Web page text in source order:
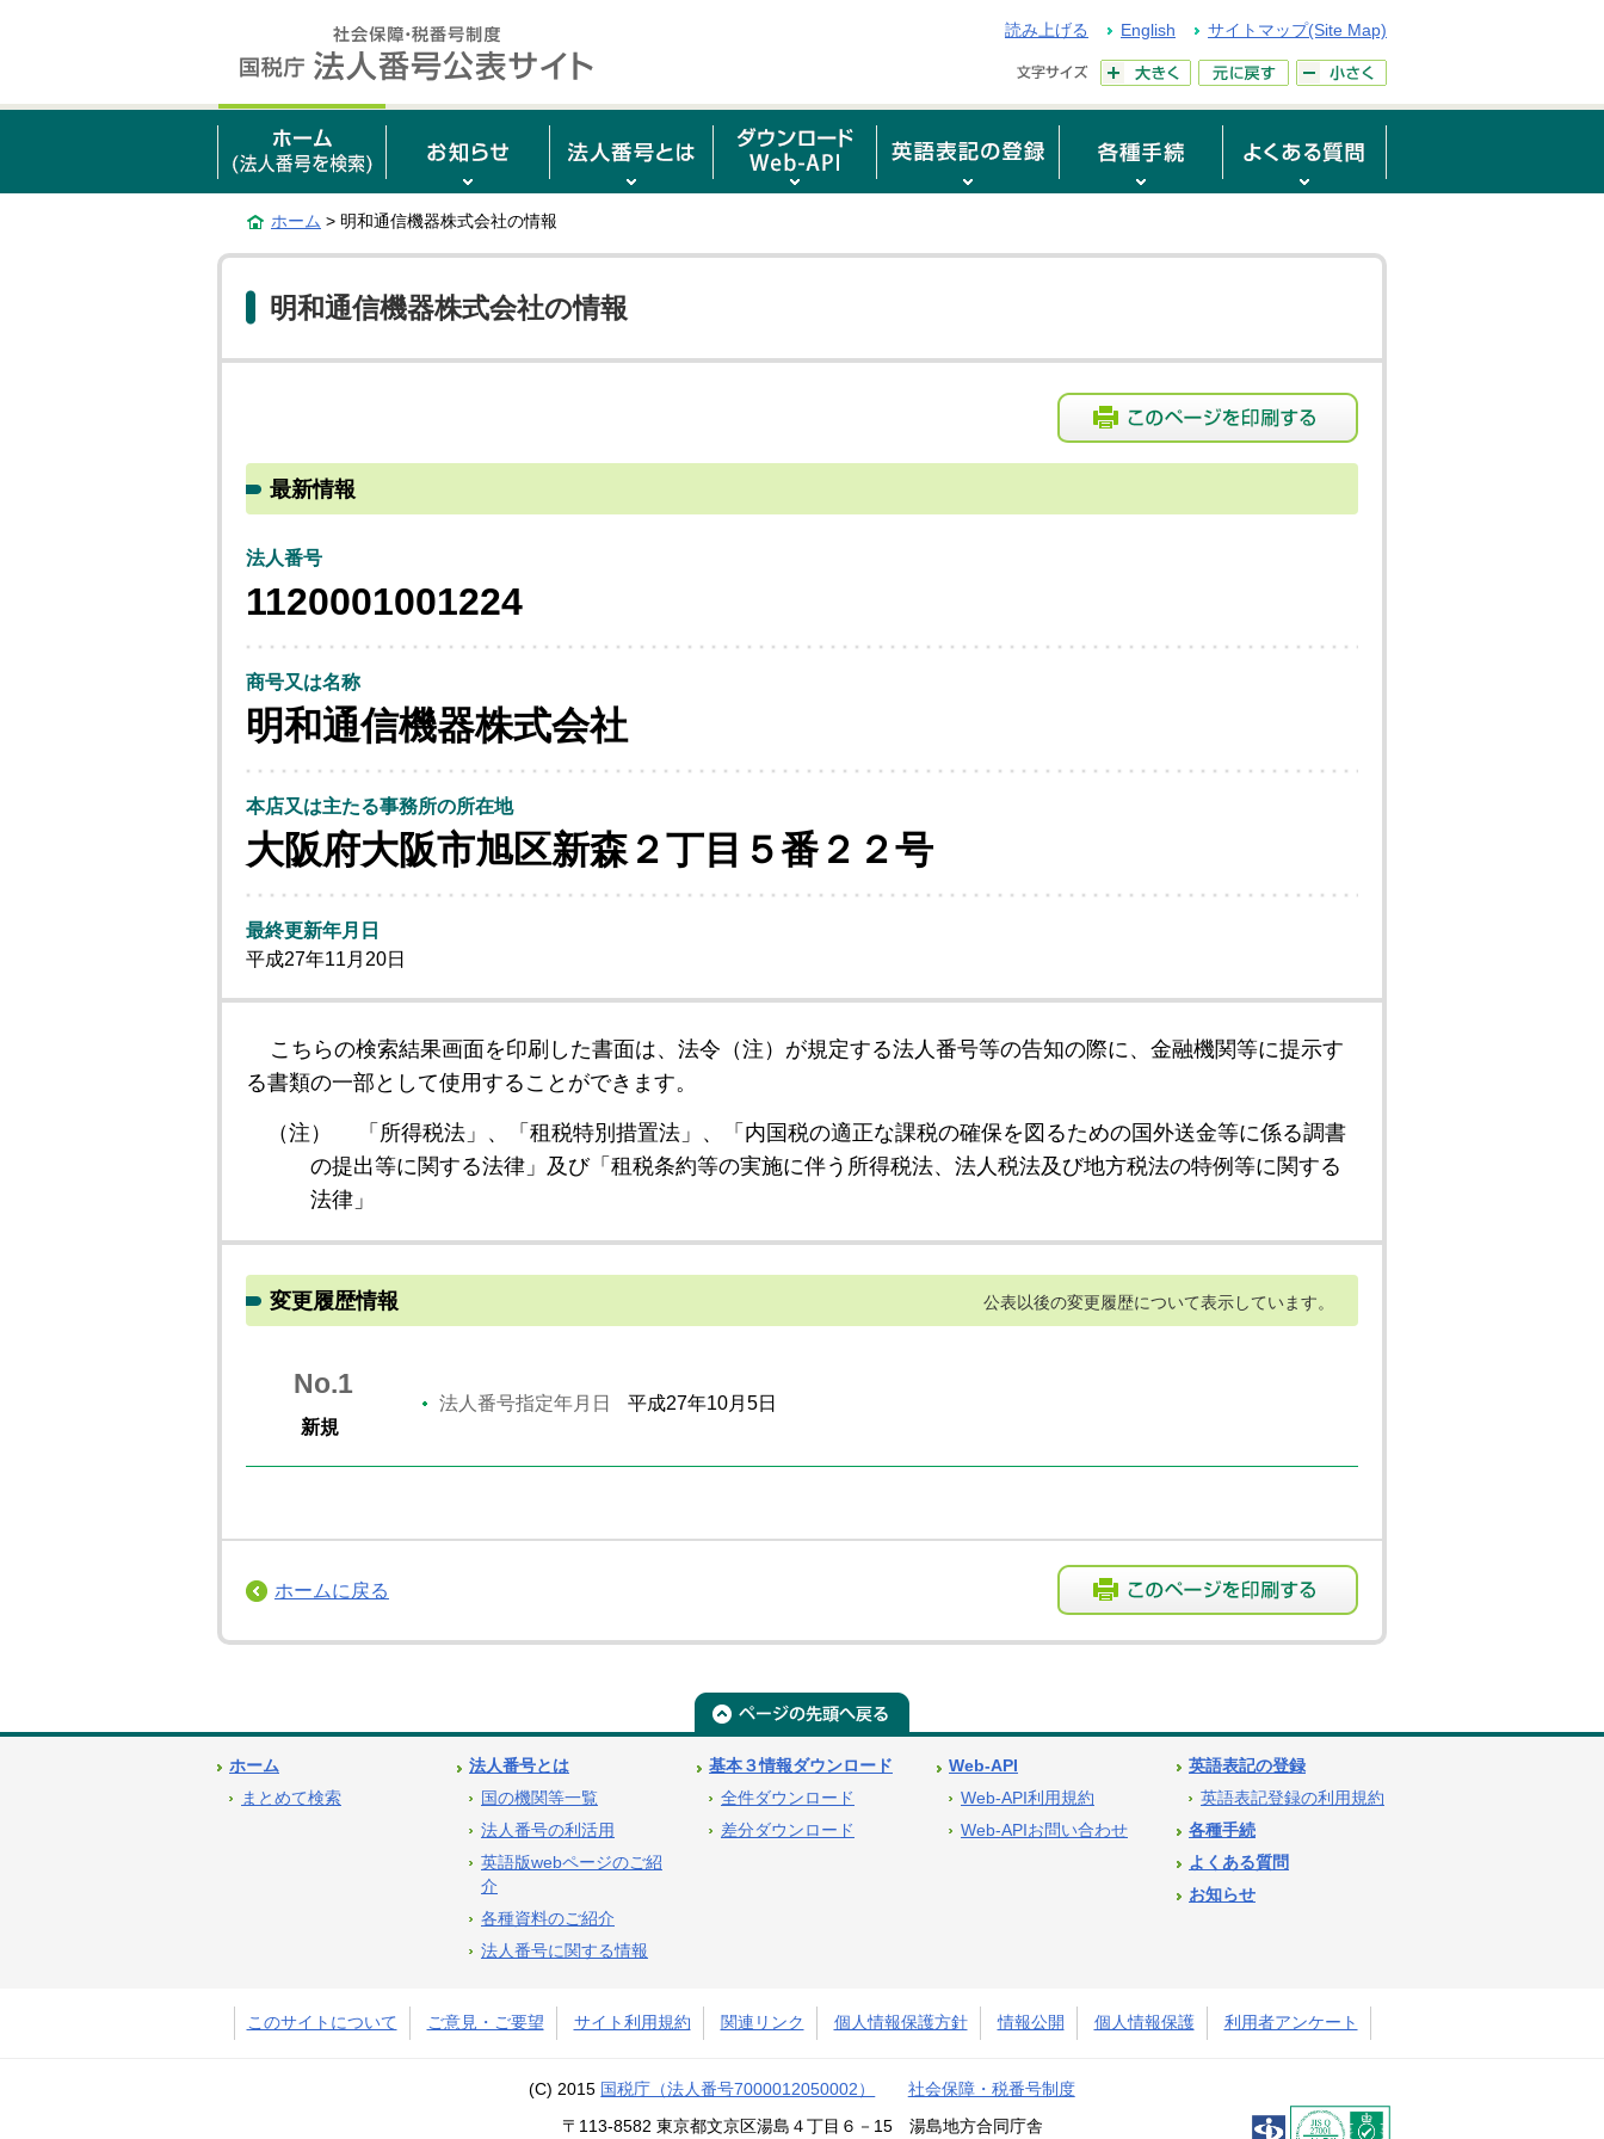
読み上げる English サイトマップ(Site Map)
ホーム > 明和通信機器株式会社の情報
明和通信機器株式会社の情報
最新情報
法人番号
1120001001224
商号又は名称
明和通信機器株式会社
本店又は主たる事務所の所在地
大阪府大阪市旭区新森２丁目５番２２号
最終更新年月日
平成27年11月20日
こちらの検索結果画面を印刷した書面は、法令（注）が規定する法人番号等の告知の際に、金融機関等に提示す
る書類の一部として使用することができます。
（注）
「所得税法」、「租税特別措置法」、「内国税の適正な課税の確保を図るための国外送金等に係る調書
の提出等に関する法律」及び「租税条約等の実施に伴う所得税法、法人税法及び地方税法の特例等に関する
法律」
変更履歴情報 公表以後の変更履歴について表示しています。
No.1
新規
法人番号指定年月日 平成27年10月5日
ホームに戻る
ホーム
まとめて検索
法人番号とは
国の機関等一覧
法人番号の利活用
英語版webページのご紹
介
各種資料のご紹介
法人番号に関する情報
基本３情報ダウンロード
全件ダウンロード
差分ダウンロード
Web-API
Web-API利用規約
Web-APIお問い合わせ
英語表記の登録
英語表記登録の利用規約
各種手続
よくある質問
お知らせ
このサイトについて ご意見・ご要望 サイト利用規約 関連リンク 個人情報保護方針 情報公開 個人情報保護 利用者アンケート
(C) 2015 国税庁（法人番号7000012050002） 社会保障・税番号制度
〒113-8582 東京都文京区湯島４丁目６－15 湯島地方合同庁舎